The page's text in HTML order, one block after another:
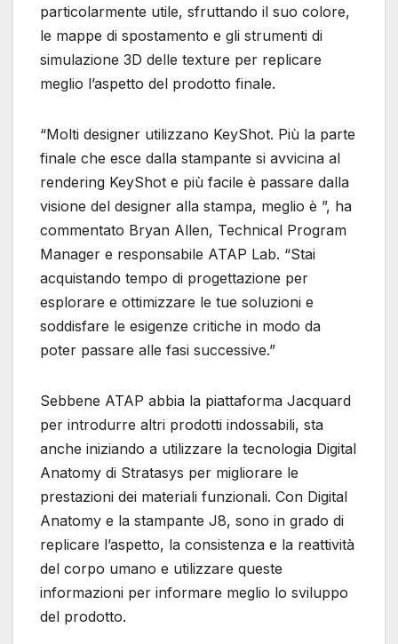
particolarmente utile, sfruttando il suo colore,
le mappe di spostamento e gli strumenti di
simulazione 3D delle texture per replicare
meglio l’aspetto del prodotto finale.
“Molti designer utilizzano KeyShot. Più la parte
finale che esce dalla stampante si avvicina al
rendering KeyShot e più facile è passare dalla
visione del designer alla stampa, meglio è ”, ha
commentato Bryan Allen, Technical Program
Manager e responsabile ATAP Lab. “Stai
acquistando tempo di progettazione per
esplorare e ottimizzare le tue soluzioni e
soddisfare le esigenze critiche in modo da
poter passare alle fasi successive.”
Sebbene ATAP abbia la piattaforma Jacquard
per introdurre altri prodotti indossabili, sta
anche iniziando a utilizzare la tecnologia Digital
Anatomy di Stratasys per migliorare le
prestazioni dei materiali funzionali. Con Digital
Anatomy e la stampante J8, sono in grado di
replicare l’aspetto, la consistenza e la reattività
del corpo umano e utilizzare queste
informazioni per informare meglio lo sviluppo
del prodotto.